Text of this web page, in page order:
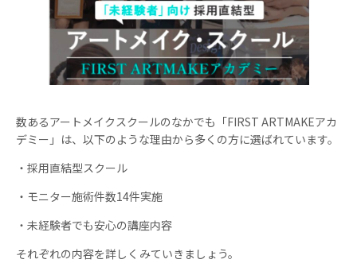
数あるアートメイクスクールのなかでも「FIRST ARTMAKEアカ
デミー」は、以下のような理由から多くの方に選ばれています。
・採用直結型スクール
・モニター施術件数14件実施
・未経験者でも安心の講座内容
それぞれの内容を詳しくみていきましょう。